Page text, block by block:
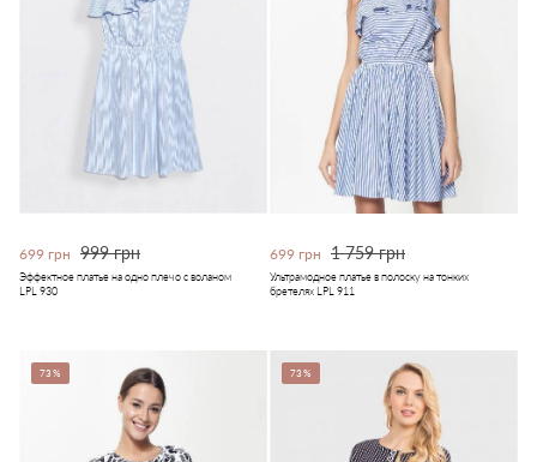
699 грн 999 грн
Эффектное платье на одно плечо с воланом
LPL 930
699 грн 1 759 грн
Ультрамодное платье в полоску на тонких
бретелях LPL 911
73% 73%